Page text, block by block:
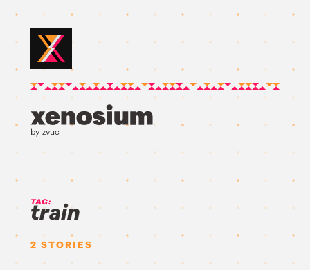
by zvuc
TAG:
train
2 STORIES